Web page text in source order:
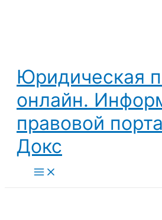
Юридическая
онлайн.
правовой
Докс
Main
Menu